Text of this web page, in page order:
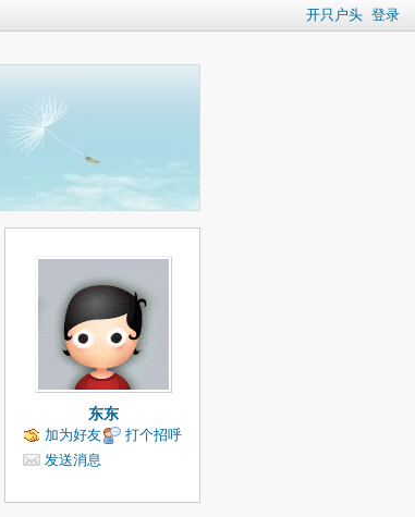
开只户头 登录
东东
加为好友
打个招呼
发送消息